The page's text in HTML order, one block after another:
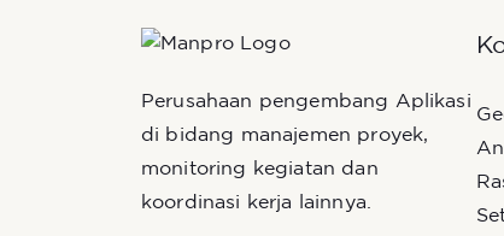
Perusahaan pengembang Aplikasi
di bidang manajemen proyek,
monitoring kegiatan dan
koordinasi kerja lainnya.